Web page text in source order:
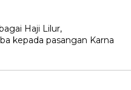
Haji Lilur,
kepada pasangan Karna